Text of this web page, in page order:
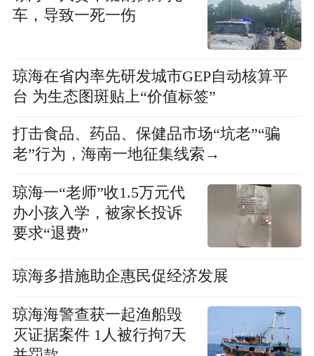
车，导致一死一伤
琼海在省内率先研发城市GEP自动核算平
台 为生态图斑贴上“价值标签”
打击食品、药品、保健品市场“坑老”“骗
老”行为，海南一地征集线索→
琼海一“老师”收1.5万元代
办小孩入学，被家长投诉
要求“退费”
琼海多措施助企惠民促经济发展
琼海海警查获一起渔船毁
灭证据案件 1人被行拘7天